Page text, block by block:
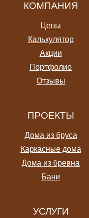
КОМПАНИЯ
Цены
Калькулятор
Акции
Портфолио
Отзывы
ПРОЕКТЫ
Дома из бруса
Каркасные дома
Дома из бревна
Бани
УСЛУГИ